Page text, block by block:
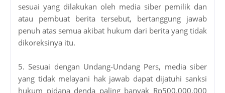
sesuai yang dilakukan oleh media siber pemilik dan
atau pembuat berita tersebut, bertanggung jawab
penuh atas semua akibat hukum dari berita yang tidak
dikoreksinya itu.
5. Sesuai dengan Undang-Undang Pers, media siber
yang tidak melayani hak jawab dapat dijatuhi sanksi
hukum pidana denda paling banyak Rp500.000.000